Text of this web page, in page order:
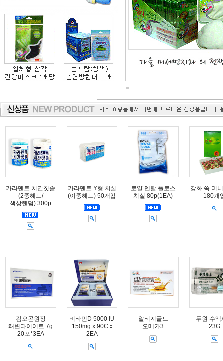
카라덴트 치간칫솔
(2중헤드/
색상랜덤) 300p
카라덴트 Y형 치실
(이중헤드) 50개입
로얄 덴탈 플로스
치실 80p(1EA)
강화 쑥 미
180개
김오곤원장
쾌변다이어트 7g
20포*3EA
비타민D 5000 IU
150mg x 90C x
2EA
알티지골드
오메가3
두원 수액
23G